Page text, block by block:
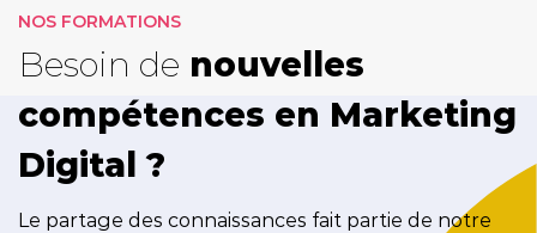
NOS FORMATIONS
Besoin de nouvelles
compétences en Marketing
Digital ?
Le partage des connaissances fait partie de notre